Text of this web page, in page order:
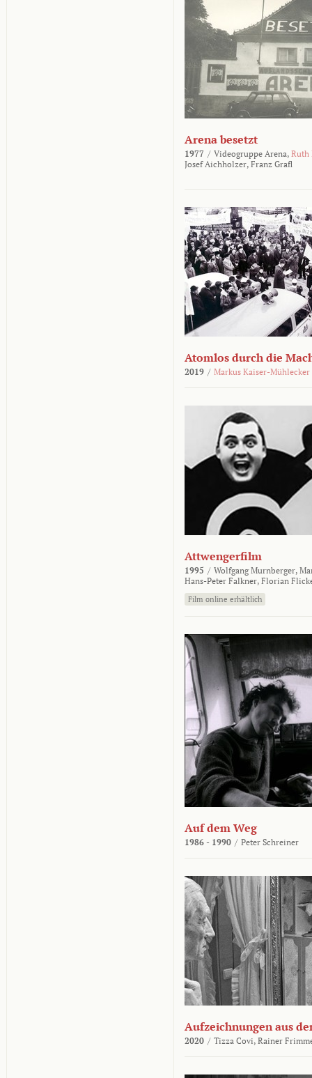
Arena besetzt
1977 / Videogruppe Arena, Ruth
Josef Aichholzer, Franz Grafl
Atomlos durch die
2019 / Markus Kaiser-Mühlecker
Attwengerfilm
1995 / Wolfgang Murnberger,
Hans-Peter Falkner, Florian
Film online erhältlich
Auf dem Weg
1986 - 1990 / Peter Schreiner
Aufzeichnungen aus
2020 / Tizza Covi, Rainer